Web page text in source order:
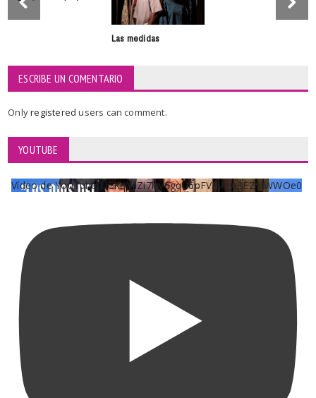
Las medidas
ESCRIBE UN COMENTARIO
Onlyregisteredusers can comment.
YOUTUBE
Vídeo de YouTube UCKqYjiZi7lzy6gqU6pFVFiA_A3EZ9JWWOe0